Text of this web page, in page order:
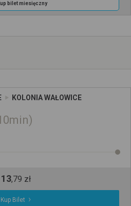
bilet miesięczny
KOLONIA WAŁOWICE
13,79 zł
Kup Bilet